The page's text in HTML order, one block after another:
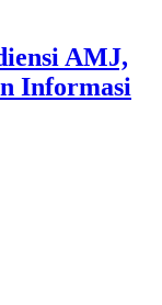
AMJ,
Informasi